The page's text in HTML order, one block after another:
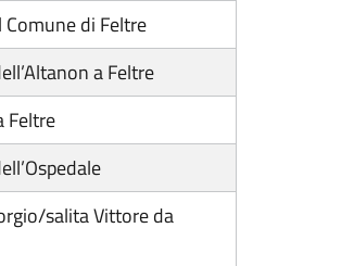
di Feltre
a Feltre
Feltre
salita Vittore da